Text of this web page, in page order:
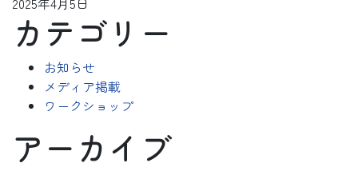
カテゴリー
お知らせ
メディア掲載
ワークショップ
アーカイブ